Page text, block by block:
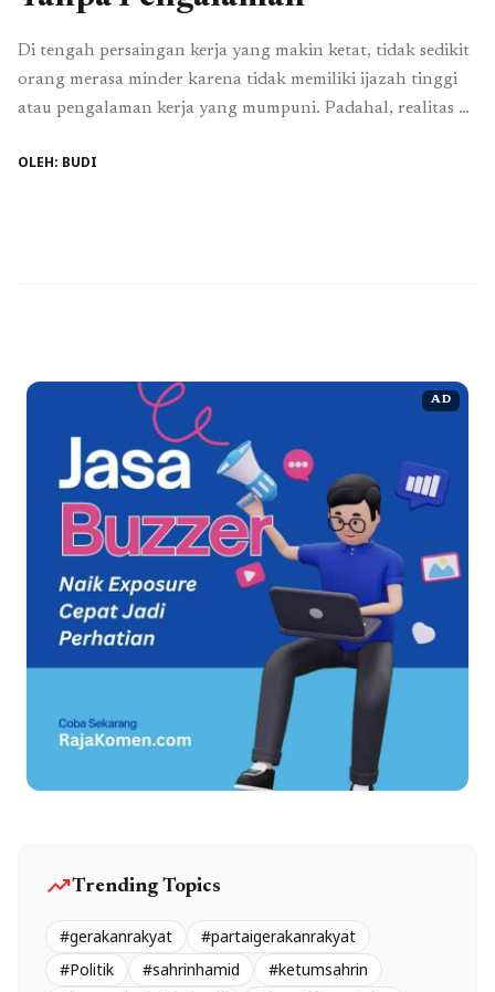
Di tengah persaingan kerja yang makin ketat, tidak sedikit
orang merasa minder karena tidak memiliki ijazah tinggi
atau pengalaman kerja yang mumpuni. Padahal, realitas di
datang dari jalur formal. Konsep bisnis tanpa ijazah dan
OLEH: BUDI
AD
trending_upTrending Topics
#gerakanrakyat
#partaigerakanrakyat
#Politik
#sahrinhamid
#ketumsahrin